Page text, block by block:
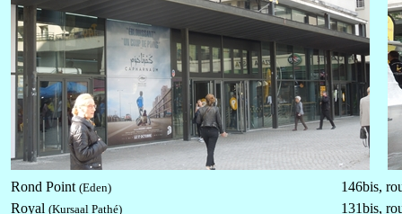
Rond Point (Eden)
146bis,
Royal (Kursaal Pathé) 131bis,